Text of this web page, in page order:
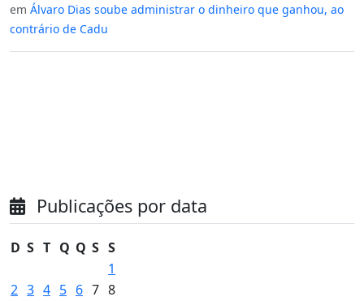
em Álvaro Dias soube administrar o dinheiro que ganhou, ao
contrário de Cadu
Publicações por data
D S T Q Q S S
1
2 3 4 5 6 7 8